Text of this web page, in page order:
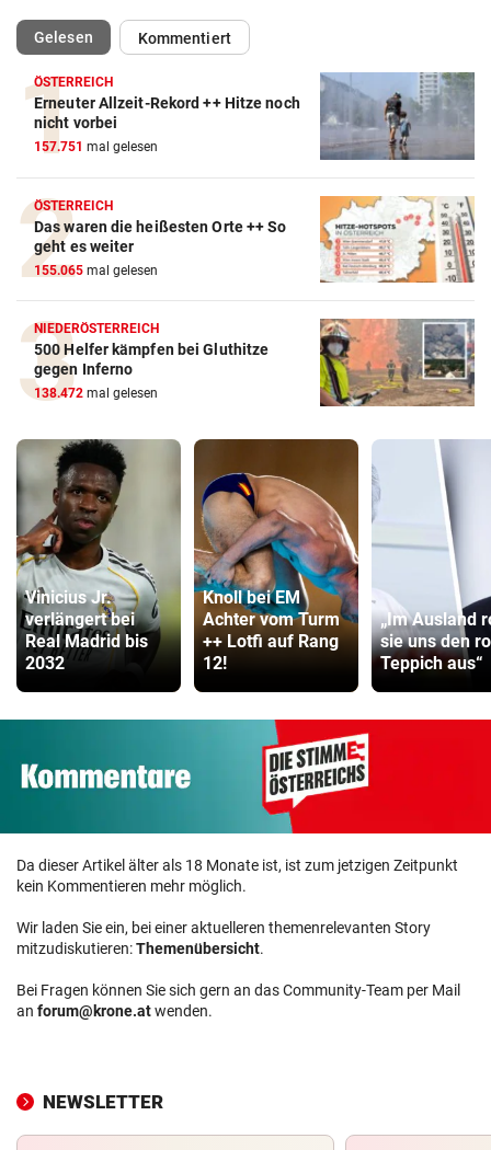
Gelesen(ausgewählt)Kommentiert
ÖSTERREICH
Erneuter Allzeit-Rekord ++ Hitze noch
nicht vorbei
157.751 mal gelesen
ÖSTERREICH
Das waren die heißesten Orte ++ So
geht es weiter
155.065 mal gelesen
NIEDERÖSTERREICH
500 Helfer kämpfen bei Gluthitze
gegen Inferno
138.472 mal gelesen
Vinicius Jr.
verlängert bei
Real Madrid bis
2032
Knoll bei EM
Achter vom Turm
++ Lotfi auf Rang
12!
„Im Ausland
sie uns den
Teppich aus“
Da dieser Artikel älter als 18 Monate ist, ist zum jetzigen Zeitpunkt
kein Kommentieren mehr möglich.
Wir laden Sie ein, bei einer aktuelleren themenrelevanten Story
mitzudiskutieren:Themenübersicht.
Bei Fragen können Sie sich gern an das Community-Team per Mail
an forum@krone.atwenden.
NEWSLETTER